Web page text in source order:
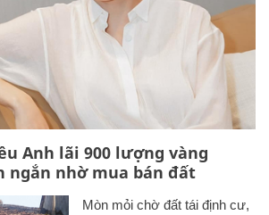
Anh lãi 900 lượng vàng
ngắn nhờ mua bán đất
Mòn mỏi chờ đất tái định cư,